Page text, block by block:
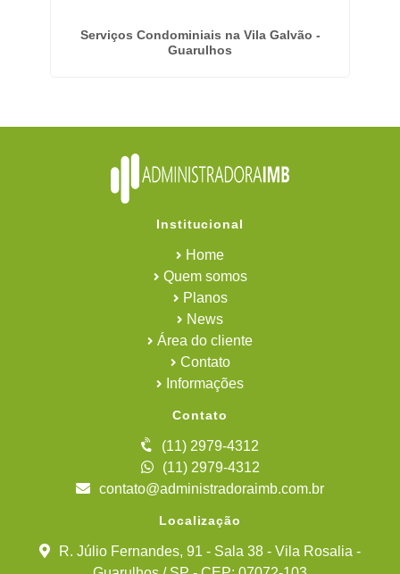
Serviços Condominiais na Vila Galvão -
Guarulhos
Institucional
Home
Quem somos
Planos
News
Área do cliente
Contato
Informações
Contato
(11) 2979-4312
(11) 2979-4312
contato@administradoraimb.com.br
Localização
R. Júlio Fernandes, 91 - Sala 38 - Vila Rosalia -